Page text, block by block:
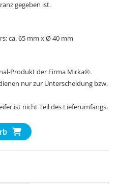
gegeben ist.
ca. 65 mm x Ø 40 mm
Produkt der Firma Mirka®.
nur zur Unterscheidung bzw.
ist nicht Teil des Lieferumfangs.